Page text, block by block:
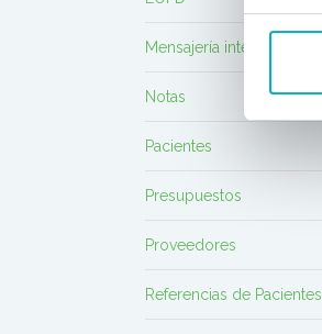
Mensajería interna
Notas
Pacientes
Presupuestos
Proveedores
Referencias de Pacientes